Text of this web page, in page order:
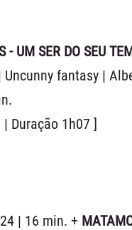
- UM SER DO SEU
Uncunny fantasy |
Duração 1h07 ]
| 16 min. +